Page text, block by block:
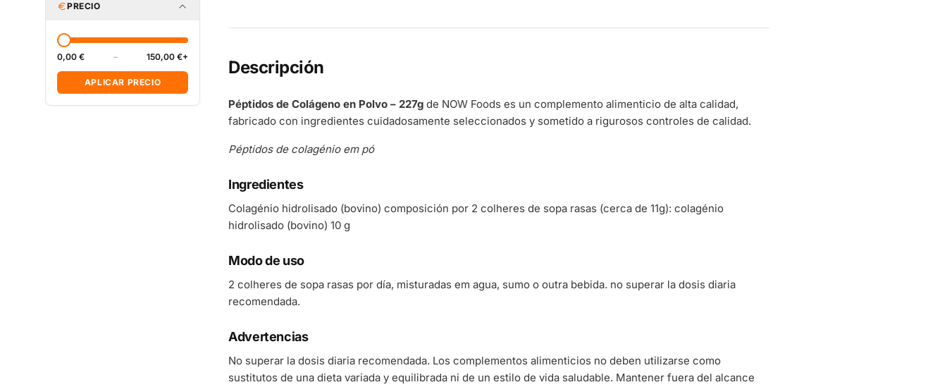
PRECIO
0,00 € – 150,00 €+
APLICAR PRECIO
Descripción
Péptidos de Colágeno en Polvo – 227g de NOW Foods es un complemento alimenticio de alta calidad,
fabricado con ingredientes cuidadosamente seleccionados y sometido a rigurosos controles de calidad.
Péptidos de colagénio em pó
Ingredientes
Colagénio hidrolisado (bovino) composición por 2 colheres de sopa rasas (cerca de 11g): colagénio
hidrolisado (bovino) 10 g
Modo de uso
2 colheres de sopa rasas por día, misturadas em agua, sumo o outra bebida. no superar la dosis diaria
recomendada.
Advertencias
No superar la dosis diaria recomendada. Los complementos alimenticios no deben utilizarse como
sustitutos de una dieta variada y equilibrada ni de un estilo de vida saludable. Mantener fuera del alcance